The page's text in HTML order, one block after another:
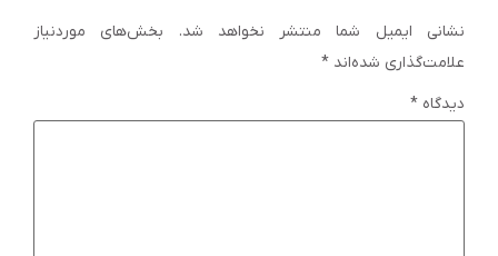
نشانی ایمیل شما منتشر نخواهد شد.
بخش‌های موردنیاز
علامت‌گذاری شده‌اند *
دیدگاه *